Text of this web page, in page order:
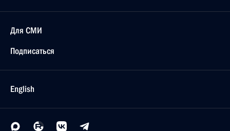
Для СМИ
Подписаться
English